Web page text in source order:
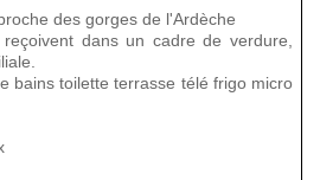
des gorges de l'Ardèche
dans un cadre de verdure,
bains toilette terrasse télé frigo micro